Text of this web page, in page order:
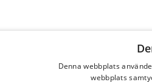
Denna webbplats
webbplats